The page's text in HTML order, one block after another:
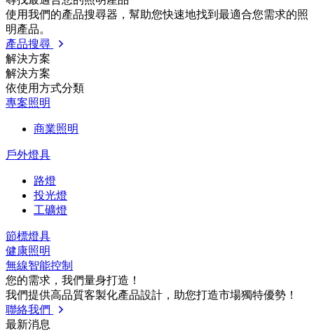
使用我們的產品搜尋器，幫助您快速地找到最適合您需求的照
明產品。
產品搜尋
解決方案
解決方案
依使⽤⽅式分類
專案照明
商業照明
戶外燈具
路燈
投光燈
工礦燈
節標燈具
健康照明
無線智能控制
您的需求，我們量⾝打造！
我們提供⾼品質客製化產品設計，助您打造市場獨特優勢！
聯絡我們
最新消息